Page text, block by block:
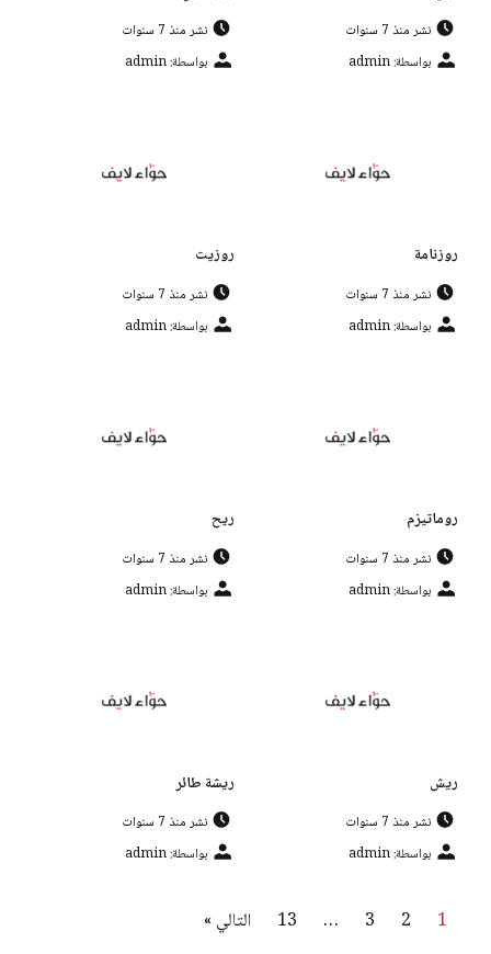
نشر منذ 7 سنوات
بواسطة: admin
نشر منذ 7 سنوات
بواسطة: admin
روزنامة
نشر منذ 7 سنوات
بواسطة: admin
روزيت
نشر منذ 7 سنوات
بواسطة: admin
روماتيزم
نشر منذ 7 سنوات
بواسطة: admin
ريح
نشر منذ 7 سنوات
بواسطة: admin
ريش
نشر منذ 7 سنوات
بواسطة: admin
ريشة طائر
نشر منذ 7 سنوات
بواسطة: admin
1
2
3
…
13 التالي »